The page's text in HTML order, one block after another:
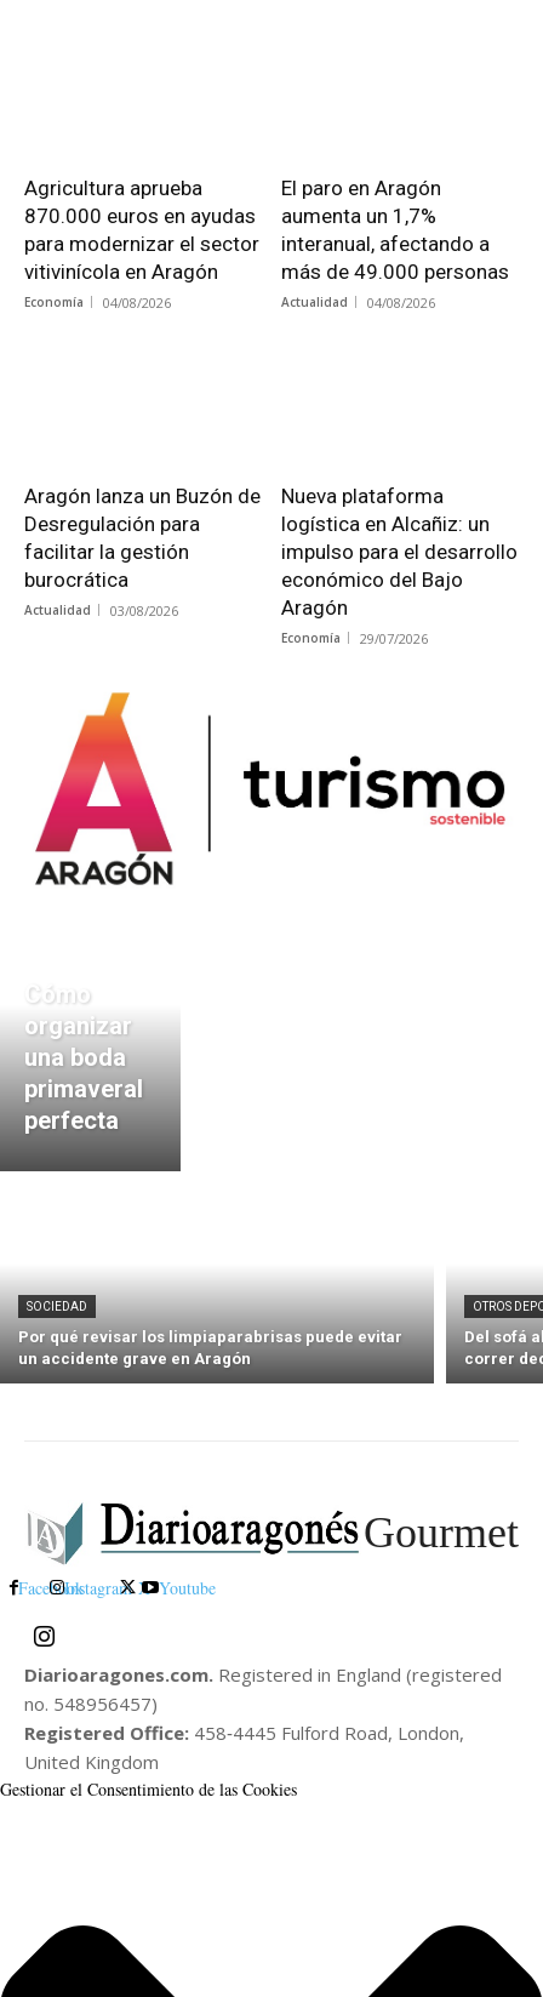
Agricultura aprueba
870.000 euros en ayudas
para modernizar el sector
vitivinícola en Aragón
Economía 04/08/2026
El paro en Aragón
aumenta un 1,7%
interanual, afectando a
más de 49.000 personas
Actualidad 04/08/2026
Aragón lanza un Buzón de
Desregulación para
facilitar la gestión
burocrática
Actualidad 03/08/2026
Nueva plataforma
logística en Alcañiz: un
impulso para el desarrollo
económico del Bajo
Aragón
Economía 29/07/2026
Cómo
organizar
una boda
primaveral
perfecta
SOCIEDAD
Por qué revisar los limpiaparabrisas puede evitar
un accidente grave en Aragón
OTROS
Del sofá
correr
Gourmet
FacebookInstagram X Youtube
Diarioaragones.com. Registered in England (registered
no. 548956457)
Registered Office: 458‑4445 Fulford Road, London,
United Kingdom
Gestionar el Consentimiento de las Cookies